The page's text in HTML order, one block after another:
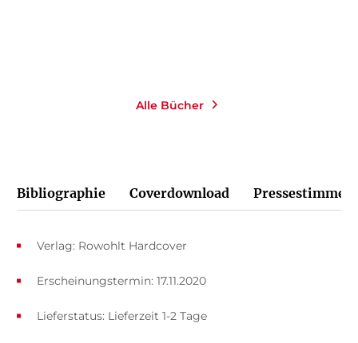
Alle Bücher
Bibliographie Coverdownload Pressestimmen
Verlag: Rowohlt Hardcover
Erscheinungstermin: 17.11.2020
Lieferstatus: Lieferzeit 1-2 Tage